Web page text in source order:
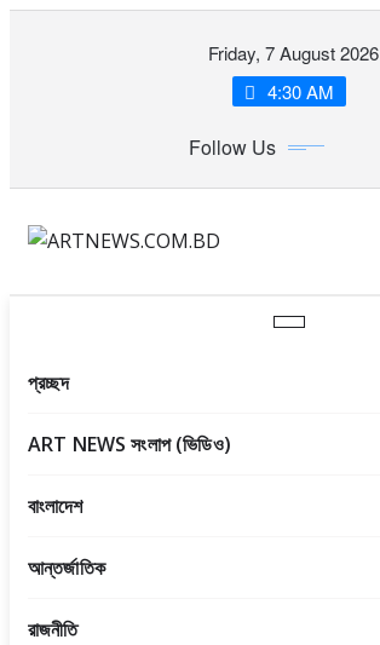
Friday, 7 August 2026
4:30 AM
Follow Us
প্রচ্ছদ
ART NEWS সংলাপ (ভিডিও)
বাংলাদেশ
আন্তর্জাতিক
রাজনীতি